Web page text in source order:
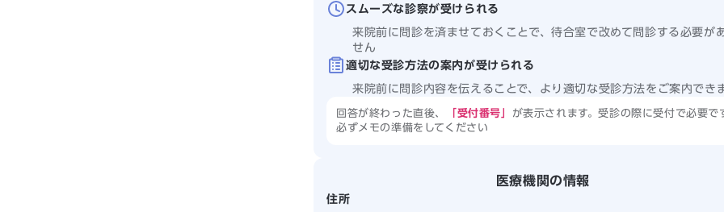
スムーズな診察が受けられる
来院前に問診を済ませておくことで、待合室で改めて問診する必要が
せん
適切な受診方法の案内が受けられる
来院前に問診内容を伝えることで、より適切な受診方法をご案内でき
回答が終わった直後、 「受付番号」
が表示されます。受診の際に受付で必要で
必ずメモの準備をしてください
医療機関の情報
住所